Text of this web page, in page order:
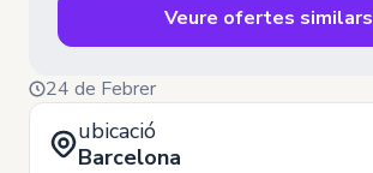
Veure ofertes similars
24 de Febrer
ubicació
Barcelona